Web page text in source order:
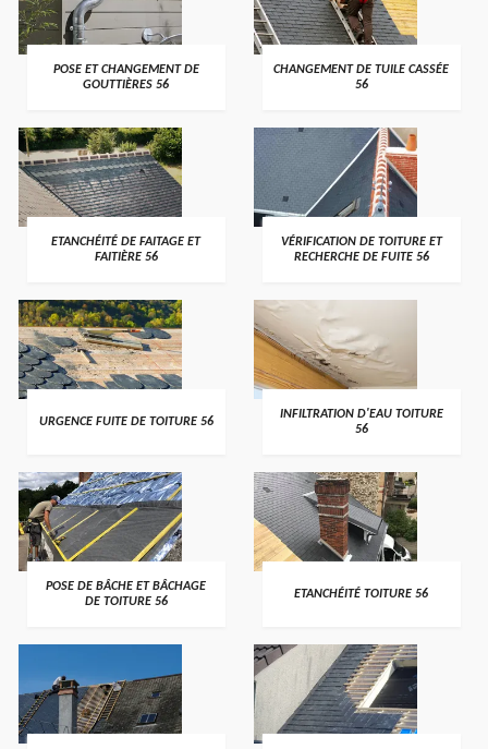
>
POSE ET CHANGEMENT DE
GOUTTIÈRES 56
>
CHANGEMENT DE TUILE CASSÉE
56
>
ETANCHÉITÉ DE FAITAGE ET
FAITIÈRE 56
>
VÉRIFICATION DE TOITURE ET
RECHERCHE DE FUITE 56
>
URGENCE FUITE DE TOITURE 56 >
INFILTRATION D'EAU TOITURE
56
>
POSE DE BÂCHE ET BÂCHAGE
DE TOITURE 56
>
ETANCHÉITÉ TOITURE 56